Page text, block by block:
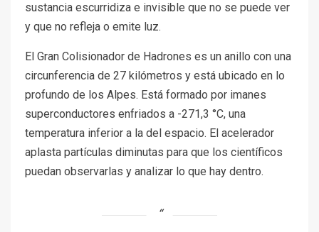
sustancia escurridiza e invisible que no se puede ver
y que no refleja o emite luz.
El Gran Colisionador de Hadrones es un anillo con una
circunferencia de 27 kilómetros y está ubicado en lo
profundo de los Alpes. Está formado por imanes
superconductores enfriados a -271,3 °C, una
temperatura inferior a la del espacio. El acelerador
aplasta partículas diminutas para que los científicos
puedan observarlas y analizar lo que hay dentro.